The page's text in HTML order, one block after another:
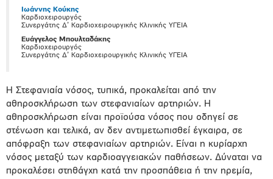
Ιωάννης Κούκης
Καρδιοχειρουργός
Συνεργάτης Δ’ Καρδιοχειρουργικής Κλινικής ΥΓΕΙΑ
Ευάγγελος Μπουλταδάκης
Καρδιοχειρουργός
Συνεργάτης Δ’ Καρδιοχειρουργικής Κλινικής ΥΓΕΙΑ
Η Στεφανιαία νόσος, τυπικά, προκαλείται από την
αθηροσκλήρωση των στεφανιαίων αρτηριών. Η
αθηροσκλήρωση είναι προϊούσα νόσος που οδηγεί σε
στένωση και τελικά, αν δεν αντιμετωπισθεί έγκαιρα, σε
απόφραξη των στεφανιαίων αρτηριών. Είναι η κυρίαρχη
νόσος μεταξύ των καρδιοαγγειακών παθήσεων. Δύναται να
προκαλέσει στηθάγχη κατά την προσπάθεια ή την ηρεμία,